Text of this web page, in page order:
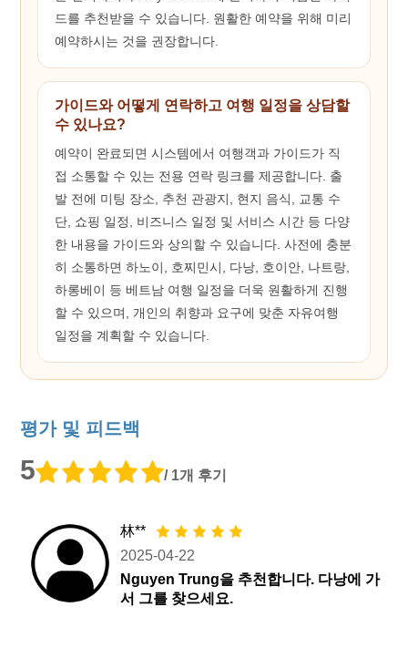
드를 추천받을 수 있습니다. 원활한 예약을 위해 미리
예약하시는 것을 권장합니다.
가이드와 어떻게 연락하고 여행 일정을 상담할
수 있나요?
예약이 완료되면 시스템에서 여행객과 가이드가 직
접 소통할 수 있는 전용 연락 링크를 제공합니다. 출
발 전에 미팅 장소, 추천 관광지, 현지 음식, 교통 수
단, 쇼핑 일정, 비즈니스 일정 및 서비스 시간 등 다양
한 내용을 가이드와 상의할 수 있습니다. 사전에 충분
히 소통하면 하노이, 호찌민시, 다낭, 호이안, 나트랑,
하롱베이 등 베트남 여행 일정을 더욱 원활하게 진행
할 수 있으며, 개인의 취향과 요구에 맞춘 자유여행
일정을 계획할 수 있습니다.
평가 및 피드백
5 / 1개 후기
林**
2025-04-22
Nguyen Trung을 추천합니다. 다낭에 가
서 그를 찾으세요.